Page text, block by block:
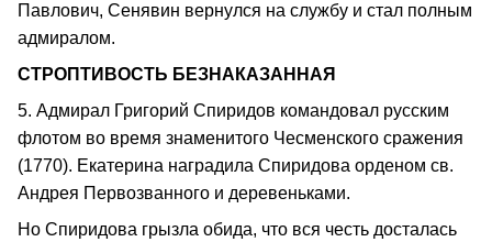
Павлович, Сенявин вернулся на службу и стал полным
адмиралом.
СТРОПТИВОСТЬ БЕЗНАКАЗАННАЯ
5. Адмирал Григорий Спиридов командовал русским
флотом во время знаменитого Чесменского сражения
(1770). Екатерина наградила Спиридова орденом св.
Андрея Первозванного и деревеньками.
Но Спиридова грызла обида, что вся честь досталась